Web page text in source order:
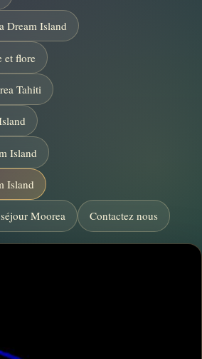
Dream Island
et flore
Tahiti
Island
Island
Moorea Contactez nous